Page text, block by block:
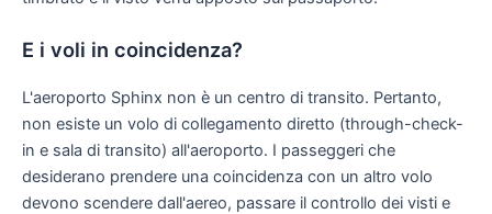
E i voli in coincidenza?
L'aeroporto Sphinx non è un centro di transito. Pertanto,
non esiste un volo di collegamento diretto (through-check-
in e sala di transito) all'aeroporto. I passeggeri che
desiderano prendere una coincidenza con un altro volo
devono scendere dall'aereo, passare il controllo dei visti e